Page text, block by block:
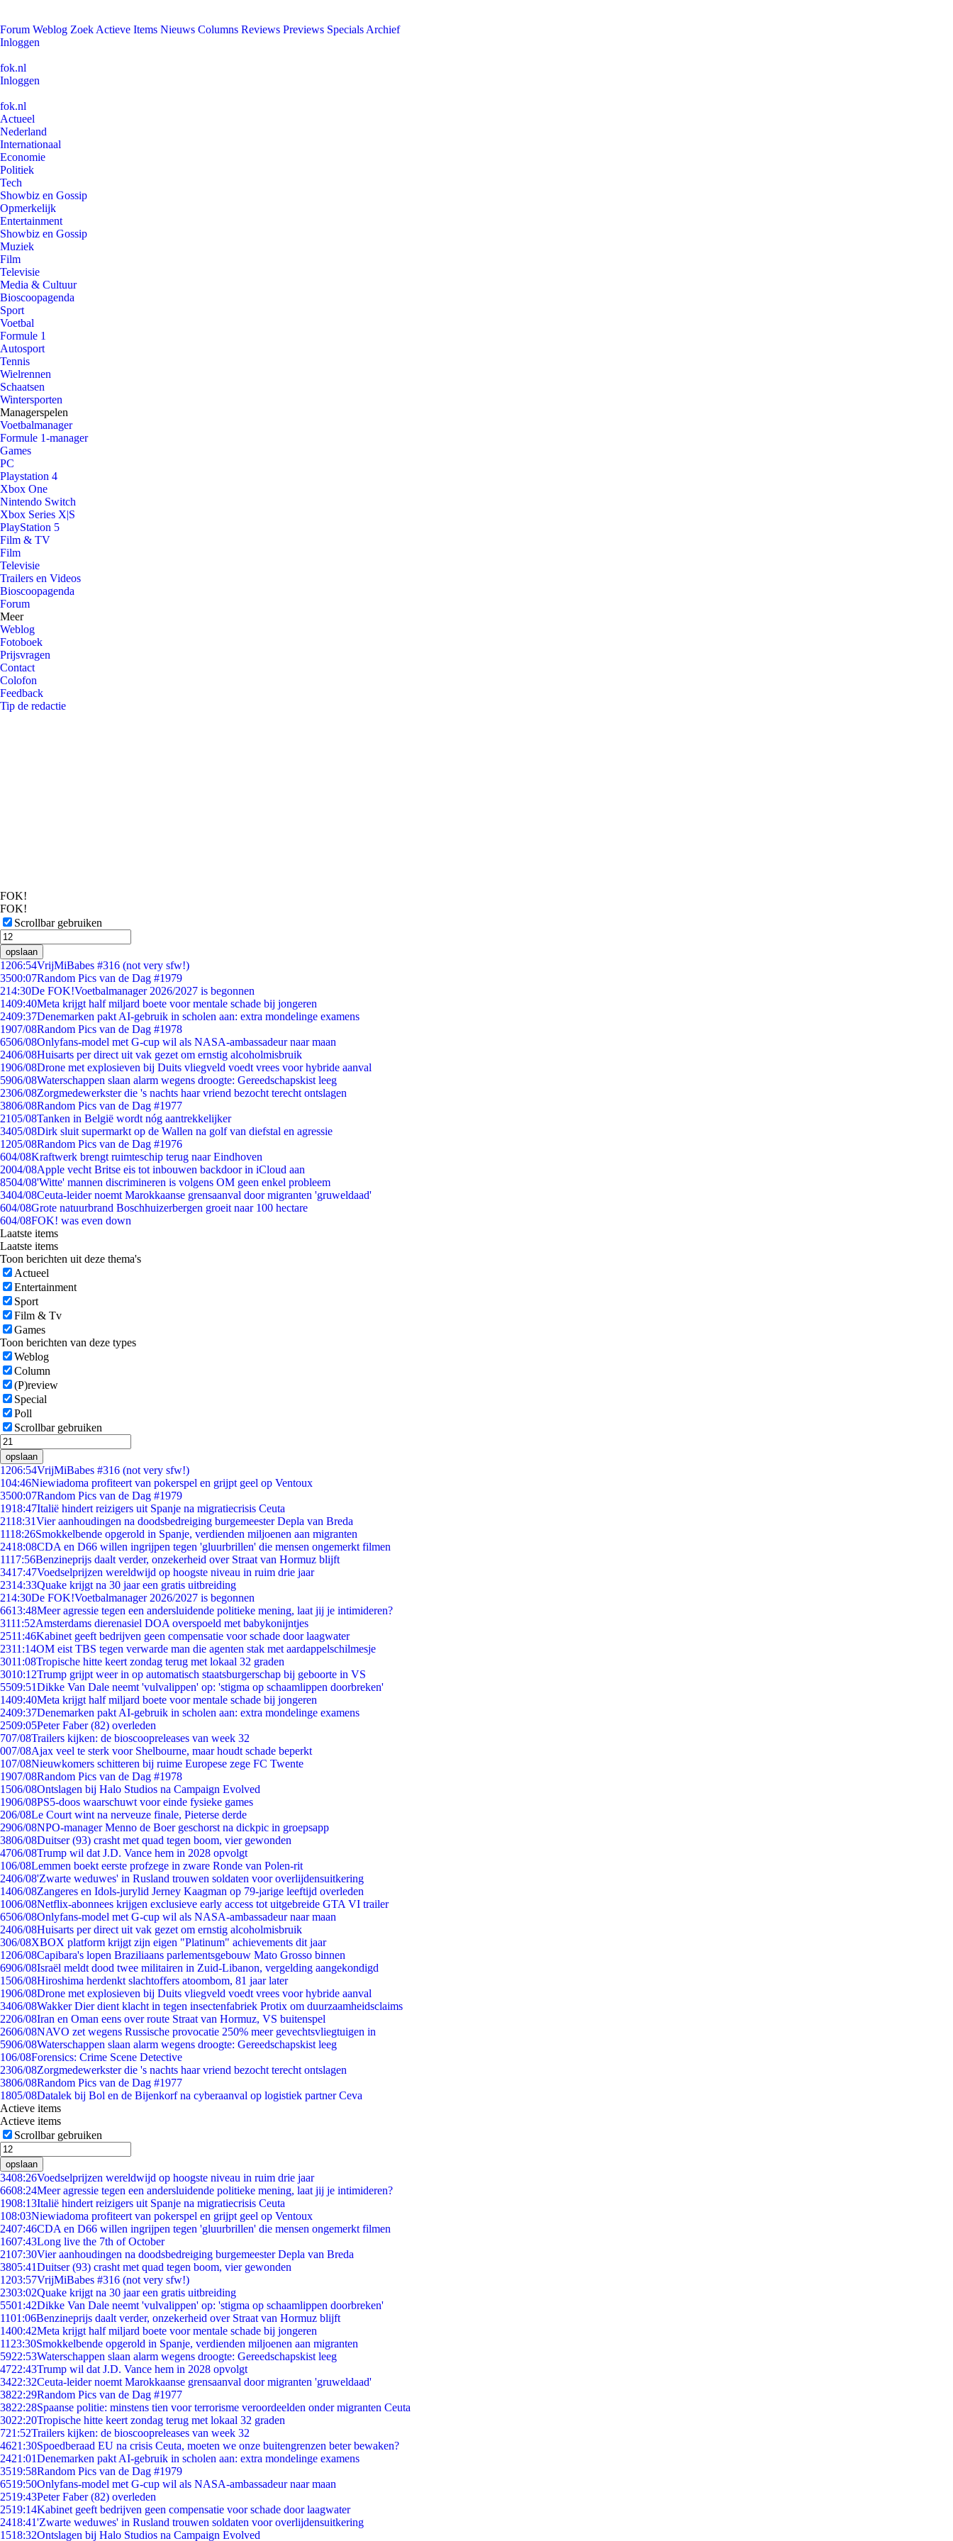
Forum Weblog Zoek Actieve Items Nieuws Columns Reviews Previews Specials Archief
Inloggen
fok.nl
Inloggen
fok.nl
Actueel
Nederland
Internationaal
Economie
Politiek
Tech
Showbiz en Gossip
Opmerkelijk
Entertainment
Showbiz en Gossip
Muziek
Film
Televisie
Media & Cultuur
Bioscoopagenda
Sport
Voetbal
Formule 1
Autosport
Tennis
Wielrennen
Schaatsen
Wintersporten
Managerspelen
Voetbalmanager
Formule 1-manager
Games
PC
Playstation 4
Xbox One
Nintendo Switch
Xbox Series X|S
PlayStation 5
Film & TV
Film
Televisie
Trailers en Videos
Bioscoopagenda
Forum
Meer
Weblog
Fotoboek
Prijsvragen
Contact
Colofon
Feedback
Tip de redactie
FOK!
FOK!
Scrollbar gebruiken
opslaan
1206:54VrijMiBabes #316 (not very sfw!)
3500:07Random Pics van de Dag #1979
214:30De FOK!Voetbalmanager 2026/2027 is begonnen
1409:40Meta krijgt half miljard boete voor mentale schade bij jongeren
2409:37Denemarken pakt AI-gebruik in scholen aan: extra mondelinge examens
1907/08Random Pics van de Dag #1978
6506/08Onlyfans-model met G-cup wil als NASA-ambassadeur naar maan
2406/08Huisarts per direct uit vak gezet om ernstig alcoholmisbruik
1906/08Drone met explosieven bij Duits vliegveld voedt vrees voor hybride aanval
5906/08Waterschappen slaan alarm wegens droogte: Gereedschapskist leeg
2306/08Zorgmedewerkster die 's nachts haar vriend bezocht terecht ontslagen
3806/08Random Pics van de Dag #1977
2105/08Tanken in België wordt nóg aantrekkelijker
3405/08Dirk sluit supermarkt op de Wallen na golf van diefstal en agressie
1205/08Random Pics van de Dag #1976
604/08Kraftwerk brengt ruimteschip terug naar Eindhoven
2004/08Apple vecht Britse eis tot inbouwen backdoor in iCloud aan
8504/08'Witte' mannen discrimineren is volgens OM geen enkel probleem
3404/08Ceuta-leider noemt Marokkaanse grensaanval door migranten 'gruweldaad'
604/08Grote natuurbrand Boschhuizerbergen groeit naar 100 hectare
604/08FOK! was even down
Laatste items
Laatste items
Toon berichten uit deze thema's
Actueel
Entertainment
Sport
Film & Tv
Games
Toon berichten van deze types
Weblog
Column
(P)review
Special
Poll
Scrollbar gebruiken
opslaan
1206:54VrijMiBabes #316 (not very sfw!)
104:46Niewiadoma profiteert van pokerspel en grijpt geel op Ventoux
3500:07Random Pics van de Dag #1979
1918:47Italië hindert reizigers uit Spanje na migratiecrisis Ceuta
2118:31Vier aanhoudingen na doodsbedreiging burgemeester Depla van Breda
1118:26Smokkelbende opgerold in Spanje, verdienden miljoenen aan migranten
2418:08CDA en D66 willen ingrijpen tegen 'gluurbrillen' die mensen ongemerkt filmen
1117:56Benzineprijs daalt verder, onzekerheid over Straat van Hormuz blijft
3417:47Voedselprijzen wereldwijd op hoogste niveau in ruim drie jaar
2314:33Quake krijgt na 30 jaar een gratis uitbreiding
214:30De FOK!Voetbalmanager 2026/2027 is begonnen
6613:48Meer agressie tegen een andersluidende politieke mening, laat jij je intimideren?
3111:52Amsterdams dierenasiel DOA overspoeld met babykonijntjes
2511:46Kabinet geeft bedrijven geen compensatie voor schade door laagwater
2311:14OM eist TBS tegen verwarde man die agenten stak met aardappelschilmesje
3011:08Tropische hitte keert zondag terug met lokaal 32 graden
3010:12Trump grijpt weer in op automatisch staatsburgerschap bij geboorte in VS
5509:51Dikke Van Dale neemt 'vulvalippen' op: 'stigma op schaamlippen doorbreken'
1409:40Meta krijgt half miljard boete voor mentale schade bij jongeren
2409:37Denemarken pakt AI-gebruik in scholen aan: extra mondelinge examens
2509:05Peter Faber (82) overleden
707/08Trailers kijken: de bioscoopreleases van week 32
007/08Ajax veel te sterk voor Shelbourne, maar houdt schade beperkt
107/08Nieuwkomers schitteren bij ruime Europese zege FC Twente
1907/08Random Pics van de Dag #1978
1506/08Ontslagen bij Halo Studios na Campaign Evolved
1906/08PS5-doos waarschuwt voor einde fysieke games
206/08Le Court wint na nerveuze finale, Pieterse derde
2906/08NPO-manager Menno de Boer geschorst na dickpic in groepsapp
3806/08Duitser (93) crasht met quad tegen boom, vier gewonden
4706/08Trump wil dat J.D. Vance hem in 2028 opvolgt
106/08Lemmen boekt eerste profzege in zware Ronde van Polen-rit
2406/08'Zwarte weduwes' in Rusland trouwen soldaten voor overlijdensuitkering
1406/08Zangeres en Idols-jurylid Jerney Kaagman op 79-jarige leeftijd overleden
1006/08Netflix-abonnees krijgen exclusieve early access tot uitgebreide GTA VI trailer
6506/08Onlyfans-model met G-cup wil als NASA-ambassadeur naar maan
2406/08Huisarts per direct uit vak gezet om ernstig alcoholmisbruik
306/08XBOX platform krijgt zijn eigen "Platinum" achievements dit jaar
1206/08Capibara's lopen Braziliaans parlementsgebouw Mato Grosso binnen
6906/08Israël meldt dood twee militairen in Zuid-Libanon, vergelding aangekondigd
1506/08Hiroshima herdenkt slachtoffers atoombom, 81 jaar later
1906/08Drone met explosieven bij Duits vliegveld voedt vrees voor hybride aanval
3406/08Wakker Dier dient klacht in tegen insectenfabriek Protix om duurzaamheidsclaims
2206/08Iran en Oman eens over route Straat van Hormuz, VS buitenspel
2606/08NAVO zet wegens Russische provocatie 250% meer gevechtsvliegtuigen in
5906/08Waterschappen slaan alarm wegens droogte: Gereedschapskist leeg
106/08Forensics: Crime Scene Detective
2306/08Zorgmedewerkster die 's nachts haar vriend bezocht terecht ontslagen
3806/08Random Pics van de Dag #1977
1805/08Datalek bij Bol en de Bijenkorf na cyberaanval op logistiek partner Ceva
Actieve items
Actieve items
Scrollbar gebruiken
opslaan
3408:26Voedselprijzen wereldwijd op hoogste niveau in ruim drie jaar
6608:24Meer agressie tegen een andersluidende politieke mening, laat jij je intimideren?
1908:13Italië hindert reizigers uit Spanje na migratiecrisis Ceuta
108:03Niewiadoma profiteert van pokerspel en grijpt geel op Ventoux
2407:46CDA en D66 willen ingrijpen tegen 'gluurbrillen' die mensen ongemerkt filmen
1607:43Long live the 7th of October
2107:30Vier aanhoudingen na doodsbedreiging burgemeester Depla van Breda
3805:41Duitser (93) crasht met quad tegen boom, vier gewonden
1203:57VrijMiBabes #316 (not very sfw!)
2303:02Quake krijgt na 30 jaar een gratis uitbreiding
5501:42Dikke Van Dale neemt 'vulvalippen' op: 'stigma op schaamlippen doorbreken'
1101:06Benzineprijs daalt verder, onzekerheid over Straat van Hormuz blijft
1400:42Meta krijgt half miljard boete voor mentale schade bij jongeren
11 23:30Smokkelbende opgerold in Spanje, verdienden miljoenen aan migranten
5922:53Waterschappen slaan alarm wegens droogte: Gereedschapskist leeg
4722:43Trump wil dat J.D. Vance hem in 2028 opvolgt
3422:32Ceuta-leider noemt Marokkaanse grensaanval door migranten 'gruweldaad'
3822:29Random Pics van de Dag #1977
3822:28Spaanse politie: minstens tien voor terrorisme veroordeelden onder migranten Ceuta
3022:20Tropische hitte keert zondag terug met lokaal 32 graden
721:52Trailers kijken: de bioscoopreleases van week 32
4621:30Spoedberaad EU na crisis Ceuta, moeten we onze buitengrenzen beter bewaken?
2421:01Denemarken pakt AI-gebruik in scholen aan: extra mondelinge examens
3519:58Random Pics van de Dag #1979
6519:50Onlyfans-model met G-cup wil als NASA-ambassadeur naar maan
2519:43Peter Faber (82) overleden
2519:14Kabinet geeft bedrijven geen compensatie voor schade door laagwater
2418:41'Zwarte weduwes' in Rusland trouwen soldaten voor overlijdensuitkering
1518:32Ontslagen bij Halo Studios na Campaign Evolved